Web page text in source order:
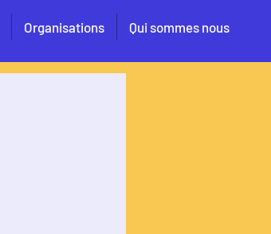
Organisations Qui sommes nous